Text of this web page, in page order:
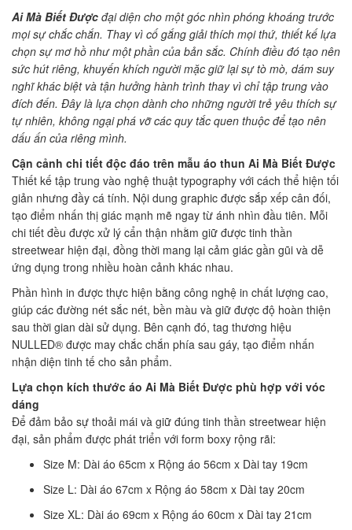
Ai Mà Biết Được đại diện cho một góc nhìn phóng khoáng trước
mọi sự chắc chắn. Thay vì cố gắng giải thích mọi thứ, thiết kế lựa
chọn sự mơ hồ như một phần của bản sắc. Chính điều đó tạo nên
sức hút riêng, khuyến khích người mặc giữ lại sự tò mò, dám suy
nghĩ khác biệt và tận hưởng hành trình thay vì chỉ tập trung vào
đích đến. Đây là lựa chọn dành cho những người trẻ yêu thích sự
tự nhiên, không ngại phá vỡ các quy tắc quen thuộc để tạo nên
dấu ấn của riêng mình.
Cận cảnh chi tiết độc đáo trên mẫu áo thun Ai Mà Biết Được
Thiết kế tập trung vào nghệ thuật typography với cách thể hiện tối
giản nhưng đầy cá tính. Nội dung graphic được sắp xếp cân đối,
tạo điểm nhấn thị giác mạnh mẽ ngay từ ánh nhìn đầu tiên. Mỗi
chi tiết đều được xử lý cẩn thận nhằm giữ được tinh thần
streetwear hiện đại, đồng thời mang lại cảm giác gần gũi và dễ
ứng dụng trong nhiều hoàn cảnh khác nhau.
Phần hình in được thực hiện bằng công nghệ in chất lượng cao,
giúp các đường nét sắc nét, bền màu và giữ được độ hoàn thiện
sau thời gian dài sử dụng. Bên cạnh đó, tag thương hiệu
NULLED® được may chắc chắn phía sau gáy, tạo điểm nhấn
nhận diện tinh tế cho sản phẩm.
Lựa chọn kích thước áo Ai Mà Biết Được phù hợp với vóc
dáng
Để đảm bảo sự thoải mái và giữ đúng tinh thần streetwear hiện
đại, sản phẩm được phát triển với form boxy rộng rãi:
Size M: Dài áo 65cm x Rộng áo 56cm x Dài tay 19cm
Size L: Dài áo 67cm x Rộng áo 58cm x Dài tay 20cm
Size XL: Dài áo 69cm x Rộng áo 60cm x Dài tay 21cm